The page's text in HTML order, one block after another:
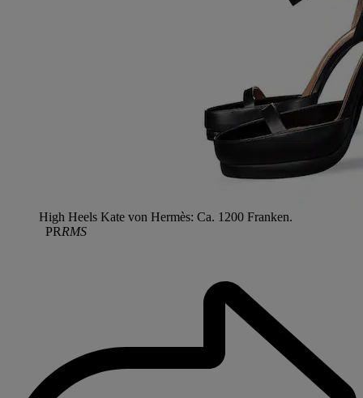
High Heels Kate von Hermès: Ca. 1200 Franken.
PRRMS